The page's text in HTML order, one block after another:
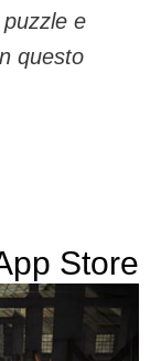
e
questo
Store